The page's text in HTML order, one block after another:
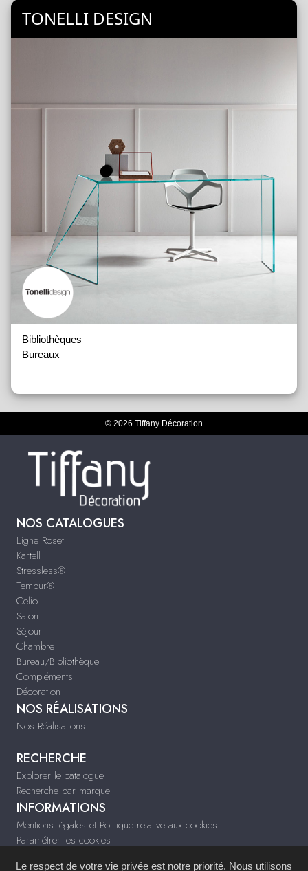
TONELLI DESIGN
Bibliothèques
Bureaux
© 2026 Tiffany Décoration
NOS CATALOGUES
Ligne Roset
Kartell
Stressless®
Tempur®
Celio
Salon
Séjour
Chambre
Bureau/Bibliothèque
Compléments
Décoration
NOS RÉALISATIONS
Nos Réalisations
RECHERCHE
Explorer le catalogue
Recherche par marque
INFORMATIONS
Mentions légales et Politique relative aux cookies
Paramétrer les cookies
Le respect de votre vie privée est notre priorité. Nous utilisons